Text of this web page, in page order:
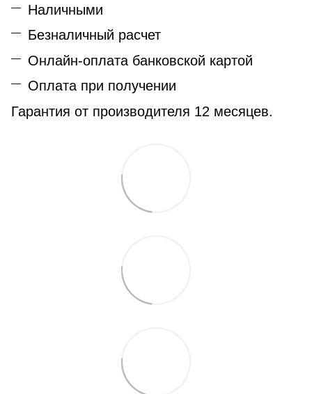
Наличными
Безналичный расчет
Онлайн-оплата банковской картой
Оплата при получении
Гарантия от производителя 12 месяцев.